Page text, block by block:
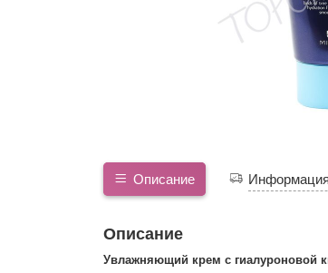
Описание
Описание
Увлажняющий крем с гиалуроновой